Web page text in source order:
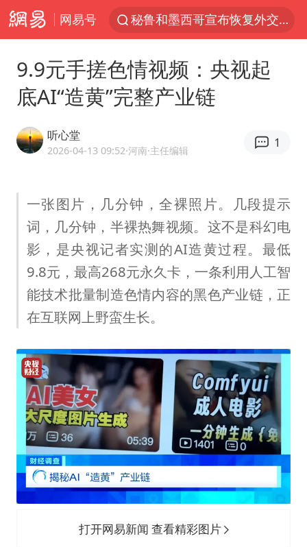
网易号
泉州市委书记张毅恭被查
上海：台风白海豚或将带来龙卷风
胜宏科技：股票交易异常波动
中巨芯：上半年归母净利润1405.77万元
美股存储板块集体大跌
名创优品回应女子吐槽内裤质量差
欧阳娜娜窦靖童好搭
中国女篮70-67险胜尼日利亚女篮
“新疆阿勒泰八月能滑雪”不实
国防部：坚决反制任何闹海挑衅图谋
夯实基础开新局
9.9元手搓色情视频：央视起
底AI“造黄”完整产业链
听心堂
2026-04-13 09:52·河南·主任编辑
1
一张图片，几分钟，全裸照片。几段提示
词，几分钟，半裸热舞视频。这不是科幻电
影，是央视记者实测的AI造黄过程。最低
9.8元，最高268元永久卡，一条利用人工智
能技术批量制造色情内容的黑色产业链，正
在互联网上野蛮生长。
打开网易新闻 查看精彩图片